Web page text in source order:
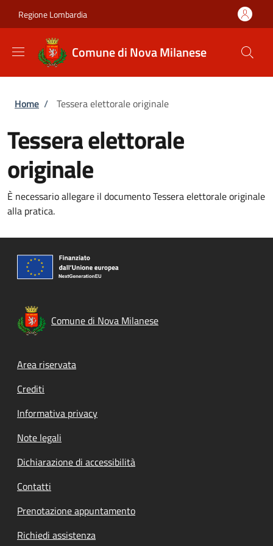
Regione Lombardia
Comune di Nova Milanese
Briciole di pane
Home / Tessera elettorale originale
Tessera elettorale
originale
È necessario allegare il documento Tessera elettorale originale
alla pratica.
Comune di Nova Milanese
Footer menu
Area riservata
Crediti
Informativa privacy
Note legali
Dichiarazione di accessibilità
Contatti
Prenotazione appuntamento
Richiedi assistenza